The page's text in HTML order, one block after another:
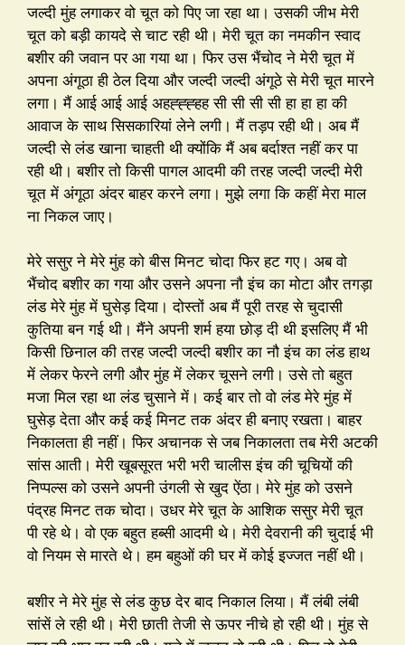
जल्दी मुंह लगाकर वो चूत को पिए जा रहा था। उसकी जीभ मेरी
चूत को बड़ी कायदे से चाट रही थी। मेरी चूत का नमकीन स्वाद
बशीर की जवान पर आ गया था। फिर उस भैंचोद ने मेरी चूत में
अपना अंगूठा ही ठेल दिया और जल्दी जल्दी अंगूठे से मेरी चूत मारने
लगा। मैं आई आई आई अहह्ह्ह्हह सी सी सी सी हा हा हा की
आवाज के साथ सिसकारियां लेने लगी। मैं तड़प रही थी। अब मैं
जल्दी से लंड खाना चाहती थी क्योंकि मैं अब बर्दाश्त नहीं कर पा
रही थी। बशीर तो किसी पागल आदमी की तरह जल्दी जल्दी मेरी
चूत में अंगूठा अंदर बाहर करने लगा। मुझे लगा कि कहीं मेरा माल
ना निकल जाए।
मेरे ससुर ने मेरे मुंह को बीस मिनट चोदा फिर हट गए। अब वो
भैंचोद बशीर का गया और उसने अपना नौ इंच का मोटा और तगड़ा
लंड मेरे मुंह में घुसेड़ दिया। दोस्तों अब मैं पूरी तरह से चुदासी
कुतिया बन गई थी। मैंने अपनी शर्म हया छोड़ दी थी इसलिए मैं भी
किसी छिनाल की तरह जल्दी जल्दी बशीर का नौ इंच का लंड हाथ
में लेकर फेरने लगी और मुंह में लेकर चूसने लगी। उसे तो बहुत
मजा मिल रहा था लंड चुसाने में। कई बार तो वो लंड मेरे मुंह में
घुसेड़ देता और कई कई मिनट तक अंदर ही बनाए रखता। बाहर
निकालता ही नहीं। फिर अचानक से जब निकालता तब मेरी अटकी
सांस आती। मेरी खूबसूरत भरी भरी चालीस इंच की चूचियों की
निप्पल्स को उसने अपनी उंगली से खुद ऐंठा। मेरे मुंह को उसने
पंद्रह मिनट तक चोदा। उधर मेरे चूत के आशिक ससुर मेरी चूत
पी रहे थे। वो एक बहुत हब्सी आदमी थे। मेरी देवरानी की चुदाई भी
वो नियम से मारते थे। हम बहुओं की घर में कोई इज्जत नहीं थी।
बशीर ने मेरे मुंह से लंड कुछ देर बाद निकाल लिया। मैं लंबी लंबी
सांसें ले रही थी। मेरी छाती तेजी से ऊपर नीचे हो रही थी। मुंह से